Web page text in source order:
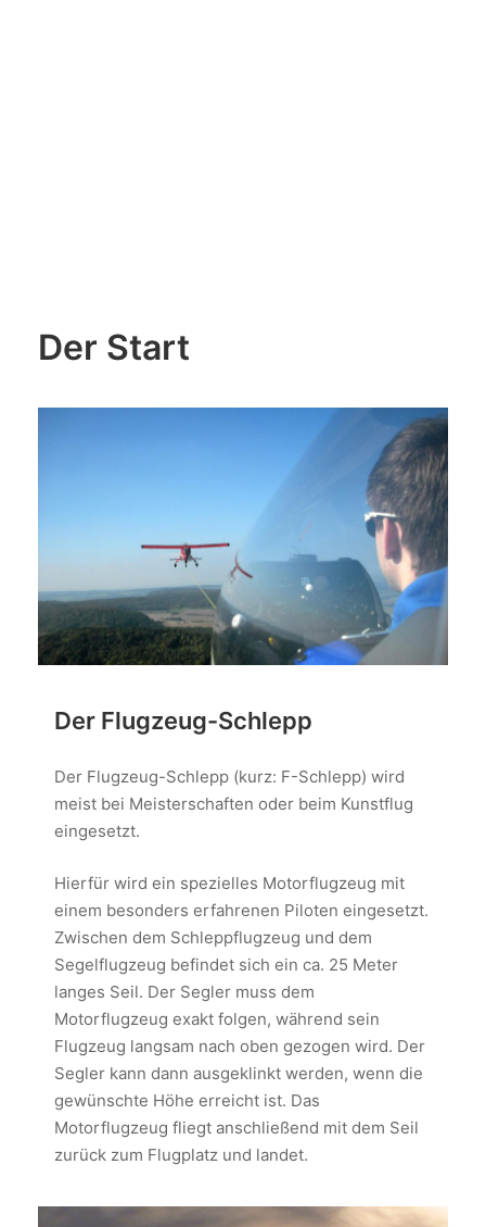
Der Start
Der Flugzeug-Schlepp
Der Flugzeug-Schlepp (kurz: F-Schlepp) wird
meist bei Meisterschaften oder beim Kunstflug
eingesetzt.
Hierfür wird ein spezielles Motorflugzeug mit
einem besonders erfahrenen Piloten eingesetzt.
Zwischen dem Schleppflugzeug und dem
Segelflugzeug befindet sich ein ca. 25 Meter
langes Seil. Der Segler muss dem
Motorflugzeug exakt folgen, während sein
Flugzeug langsam nach oben gezogen wird. Der
Segler kann dann ausgeklinkt werden, wenn die
gewünschte Höhe erreicht ist. Das
Motorflugzeug fliegt anschließend mit dem Seil
zurück zum Flugplatz und landet.